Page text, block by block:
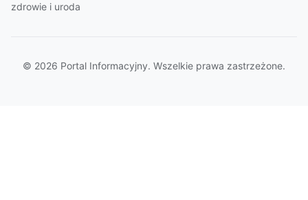
zdrowie i uroda
© 2026 Portal Informacyjny. Wszelkie prawa zastrzeżone.